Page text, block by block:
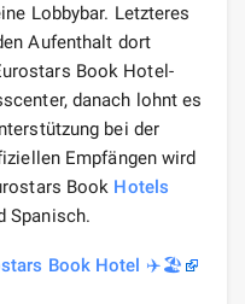
Lobbybar. Letzteres
Aufenthalt dort
Book Hotel-
danach lohnt es
bei der
Empfängen wird
Book Hotels
Spanisch.
Book Hotel ✈️🏖️